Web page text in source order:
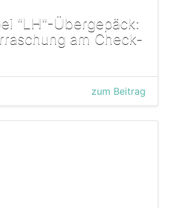
"LH"-Übergepäck:
am Check-
zum Beitrag